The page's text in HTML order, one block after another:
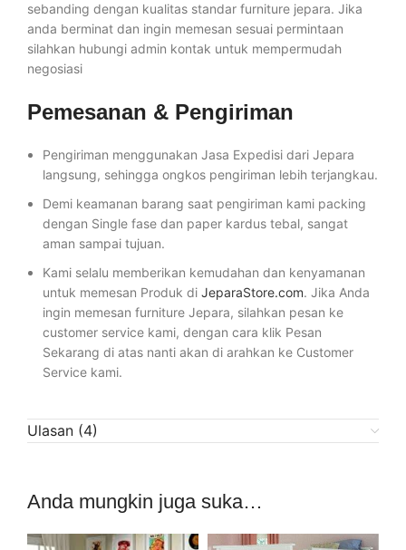
sebanding dengan kualitas standar furniture jepara. Jika
anda berminat dan ingin memesan sesuai permintaan
silahkan hubungi admin kontak untuk mempermudah
negosiasi
Pemesanan & Pengiriman
Pengiriman menggunakan Jasa Expedisi dari Jepara
langsung, sehingga ongkos pengiriman lebih terjangkau.
Demi keamanan barang saat pengiriman kami packing
dengan Single fase dan paper kardus tebal, sangat
aman sampai tujuan.
Kami selalu memberikan kemudahan dan kenyamanan
untuk memesan Produk di JeparaStore.com. Jika Anda
ingin memesan furniture Jepara, silahkan pesan ke
customer service kami, dengan cara klik Pesan
Sekarang di atas nanti akan di arahkan ke Customer
Service kami.
Ulasan (4)
Anda mungkin juga suka…